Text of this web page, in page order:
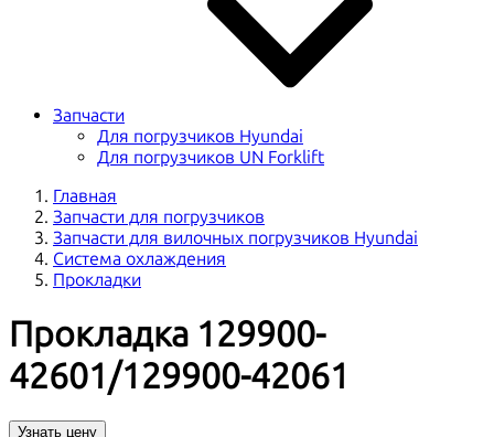
Запчасти
Для погрузчиков Hyundai
Для погрузчиков UN Forklift
Главная
Запчасти для погрузчиков
Запчасти для вилочных погрузчиков Hyundai
Система охлаждения
Прокладки
Прокладка 129900-
42601/129900-42061
Узнать цену